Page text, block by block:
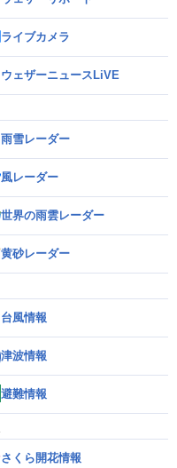
ライブカメラ
ウェザーニュースLiVE
雨雪レーダー
風レーダー
世界の雨雲レーダー
黄砂レーダー
台風情報
津波情報
避難情報
さくら開花情報